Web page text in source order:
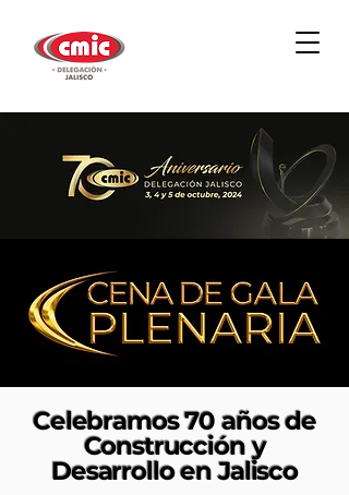
Celebramos 70 años de
Construcción y
Desarrollo en Jalisco